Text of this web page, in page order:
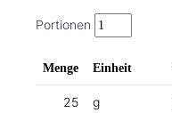
Portionen
Menge Einheit
25 g